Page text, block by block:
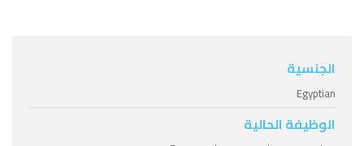
الجنسية
Egyptian
الوظيفة الحالية